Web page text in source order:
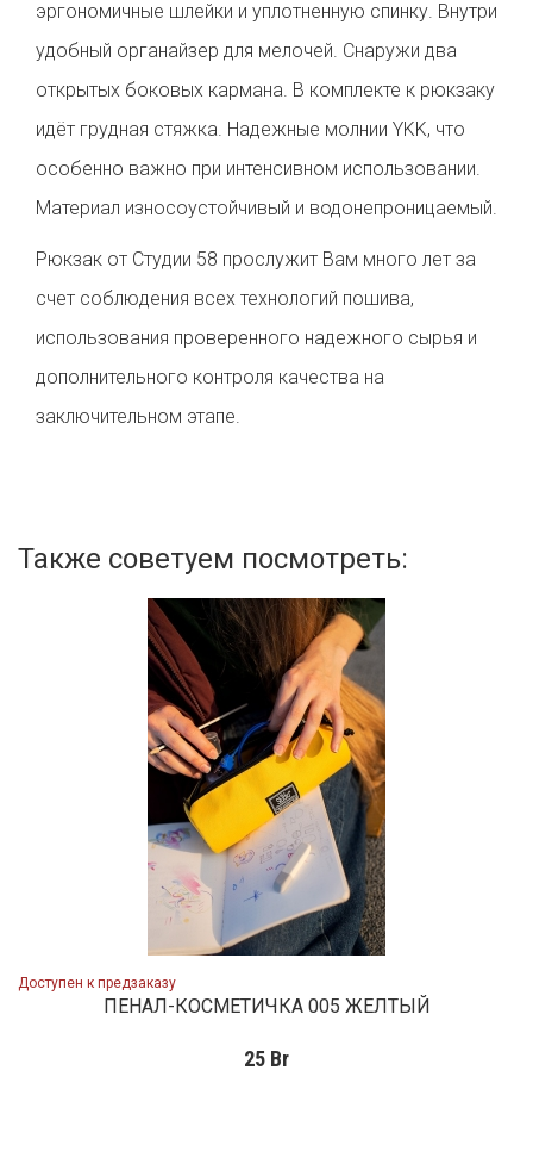
эргономичные шлейки и уплотненную спинку. Внутри
удобный органайзер для мелочей. Снаружи два
открытых боковых кармана. В комплекте к рюкзаку
идёт грудная стяжка. Надежные молнии YKK, что
особенно важно при интенсивном использовании.
Материал износоустойчивый и водонепроницаемый.
Рюкзак от Студии 58 прослужит Вам много лет за
счет соблюдения всех технологий пошива,
использования проверенного надежного сырья и
дополнительного контроля качества на
заключительном этапе.
Также советуем посмотреть:
Доступен к предзаказу
ПЕНАЛ-КОСМЕТИЧКА 005 ЖЕЛТЫЙ
25 Br